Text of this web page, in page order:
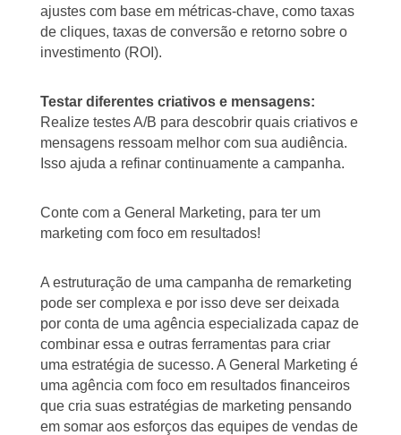
ajustes com base em métricas-chave, como taxas
de cliques, taxas de conversão e retorno sobre o
investimento (ROI).
Testar diferentes criativos e mensagens:
Realize testes A/B para descobrir quais criativos e
mensagens ressoam melhor com sua audiência.
Isso ajuda a refinar continuamente a campanha.
Conte com a General Marketing, para ter um
marketing com foco em resultados!
A estruturação de uma campanha de remarketing
pode ser complexa e por isso deve ser deixada
por conta de uma agência especializada capaz de
combinar essa e outras ferramentas para criar
uma estratégia de sucesso. A General Marketing é
uma agência com foco em resultados financeiros
que cria suas estratégias de marketing pensando
em somar aos esforços das equipes de vendas de